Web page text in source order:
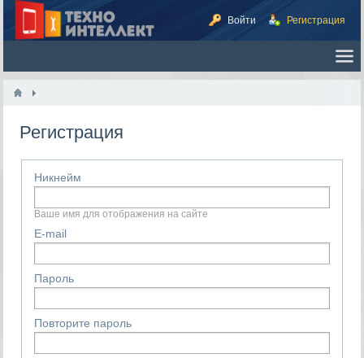
Войти Регистрация
Регистрация
Никнейм
Ваше имя для отображения на сайте
E-mail
Пароль
Повторите пароль